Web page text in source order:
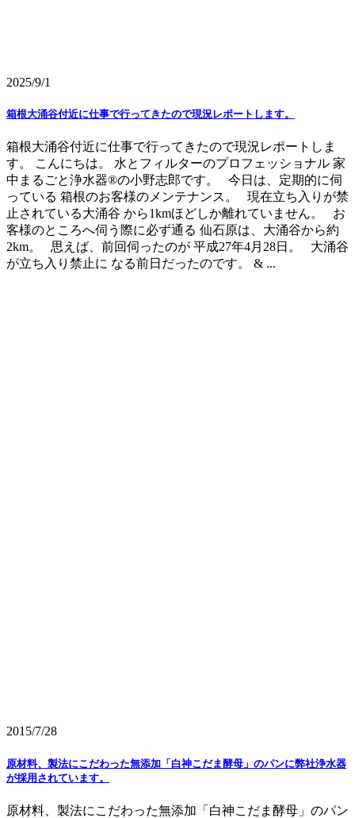
2025/9/1
箱根大涌谷付近に仕事で行ってきたので現況レポートします。
箱根大涌谷付近に仕事で行ってきたので現況レポートしま
す。 こんにちは。 水とフィルターのプロフェッショナル 家
中まるごと浄水器®の小野志郎です。 今日は、定期的に伺
っている 箱根のお客様のメンテナンス。 現在立ち入りが禁
止されている大涌谷 から1kmほどしか離れていません。 お
客様のところへ伺う際に必ず通る 仙石原は、大涌谷から約
2km。 思えば、前回伺ったのが 平成27年4月28日。 大涌谷
が立ち入り禁止に なる前日だったのです。 & ...
2015/7/28
原材料、製法にこだわった無添加「白神こだま酵母」のパンに弊社浄水器
が採用されています。
原材料、製法にこだわった無添加「白神こだま酵母」のパン